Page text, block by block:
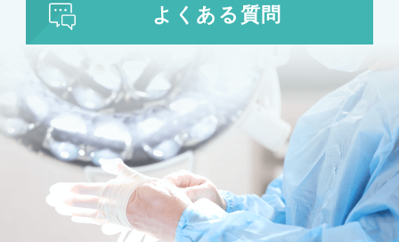
よくある質問